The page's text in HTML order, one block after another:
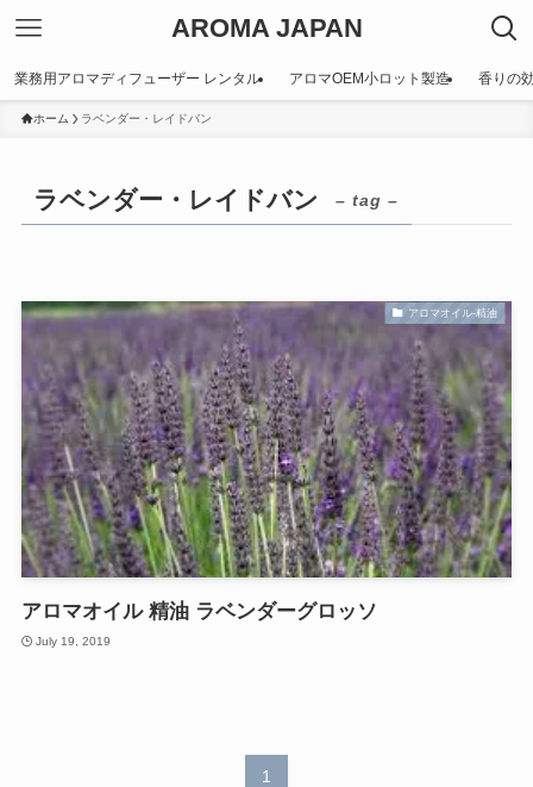
AROMA JAPAN
業務用アロマディフューザー レンタル アロマOEM小ロット製造 香りの
ホーム ラベンダー・レイドバン
ラベンダー・レイドバン – tag –
アロマオイル-精油
アロマオイル 精油 ラベンダーグロッソ
July 19, 2019
1